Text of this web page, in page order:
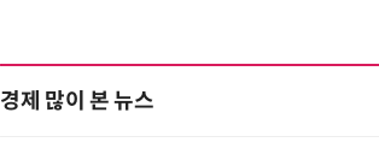
경제 많이 본 뉴스